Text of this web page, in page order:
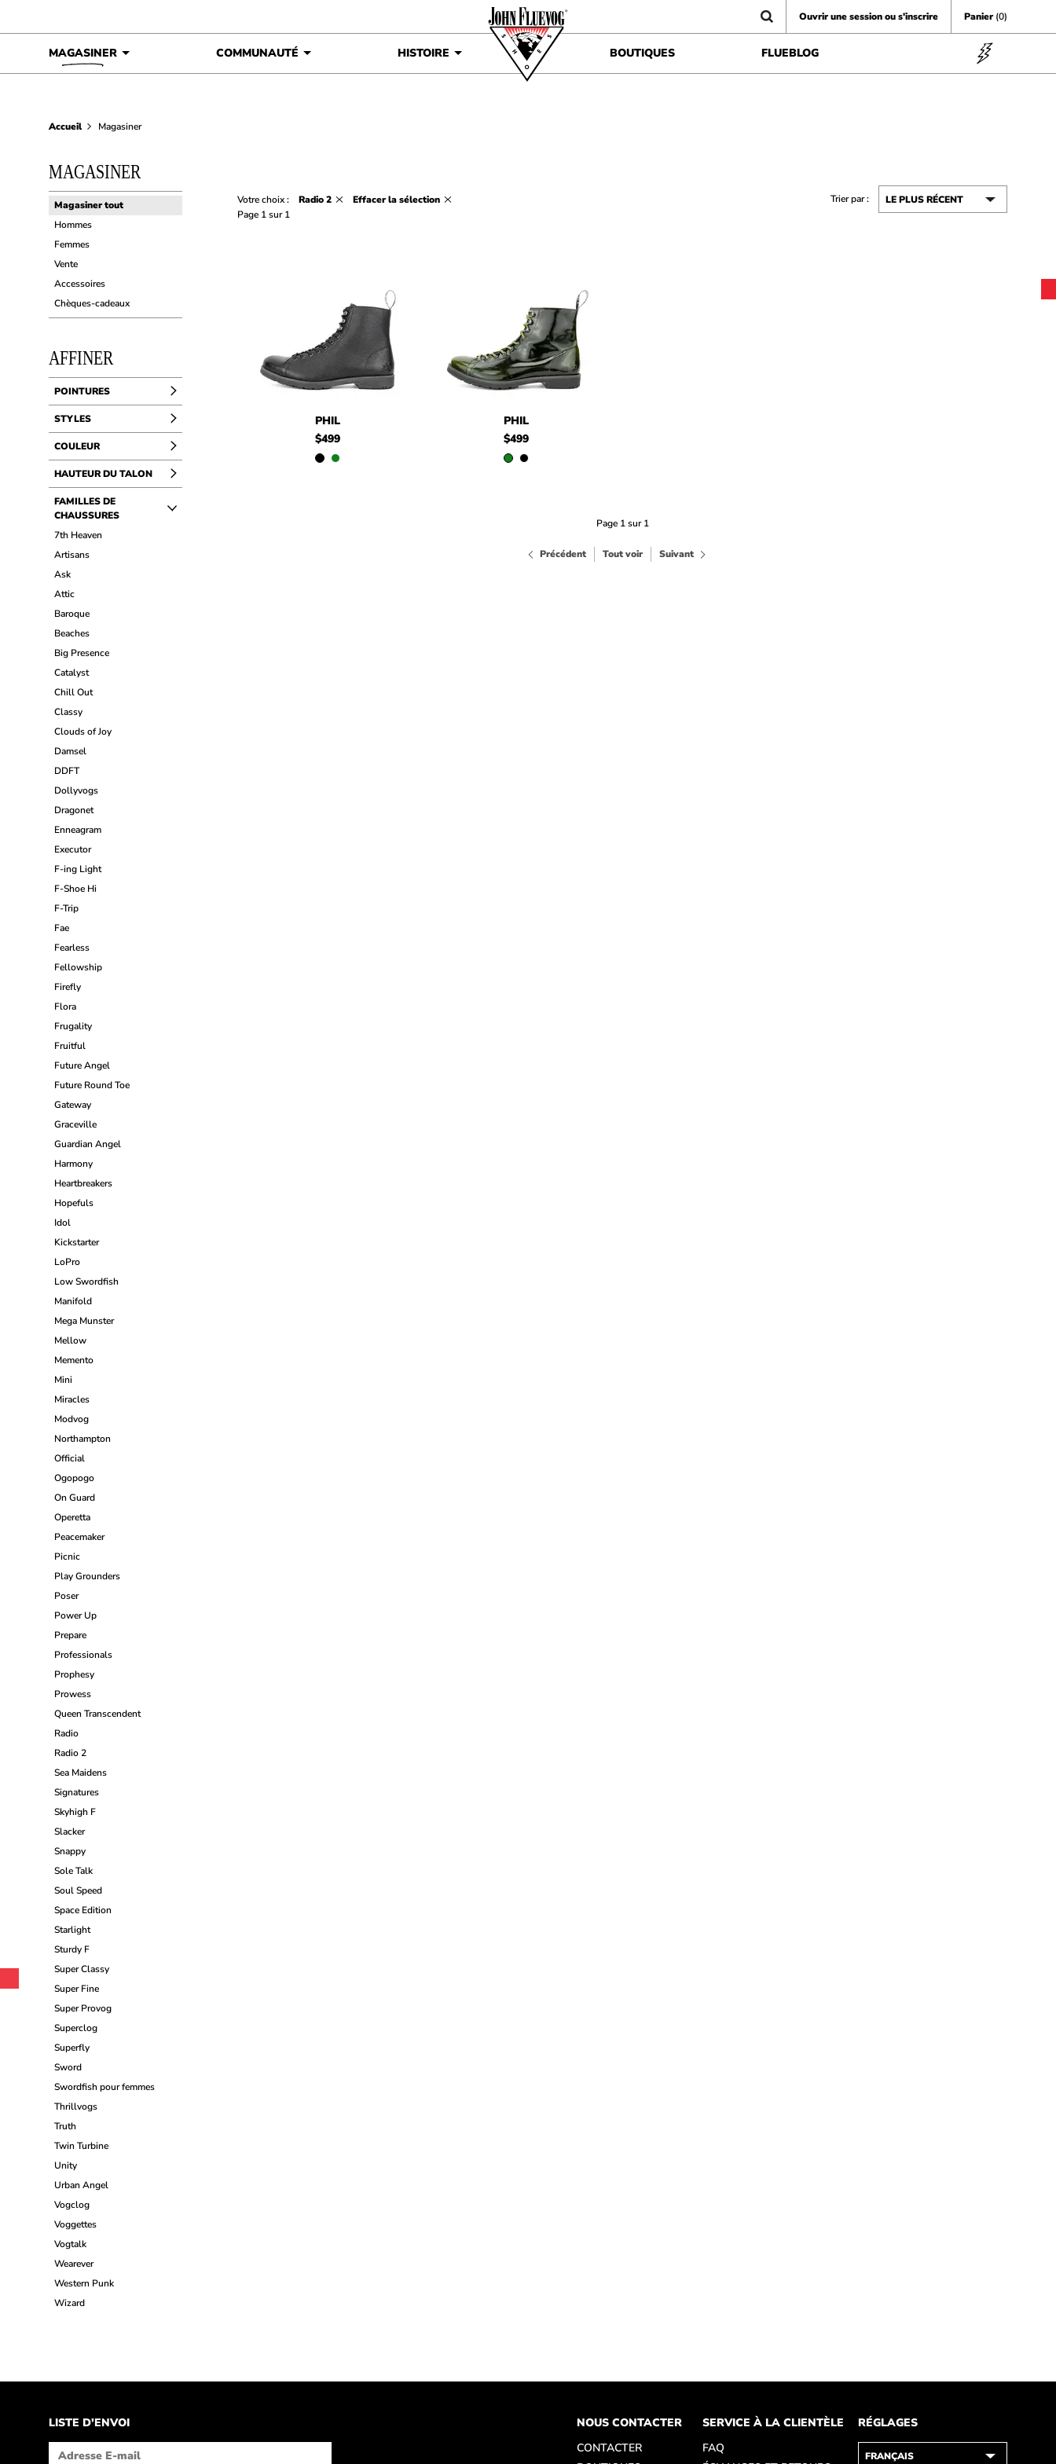
Ouvrir une session ou s'inscrire Panier(0)
MAGASINER COMMUNAUTÉ HISTOIRE BOUTIQUES FLUEBLOG
Accueil Magasiner
MAGASINER
Magasiner tout
Hommes
Femmes
Vente
Accessoires
Chèques-cadeaux
AFFINER
POINTURES
STYLES
COULEUR
HAUTEUR DU TALON
FAMILLES DE
CHAUSSURES
7th Heaven
Artisans
Ask
Attic
Baroque
Beaches
Big Presence
Catalyst
Chill Out
Classy
Clouds of Joy
Damsel
DDFT
Dollyvogs
Dragonet
Enneagram
Executor
F-ing Light
F-Shoe Hi
F-Trip
Fae
Fearless
Fellowship
Firefly
Flora
Frugality
Fruitful
Future Angel
Future Round Toe
Gateway
Graceville
Guardian Angel
Harmony
Heartbreakers
Hopefuls
Idol
Kickstarter
LoPro
Low Swordfish
Manifold
Mega Munster
Mellow
Memento
Mini
Miracles
Modvog
Northampton
Official
Ogopogo
On Guard
Operetta
Peacemaker
Picnic
Play Grounders
Poser
Power Up
Prepare
Professionals
Prophesy
Prowess
Queen Transcendent
Radio
Radio 2
Sea Maidens
Signatures
Skyhigh F
Slacker
Snappy
Sole Talk
Soul Speed
Space Edition
Starlight
Sturdy F
Super Classy
Super Fine
Super Provog
Superclog
Superfly
Sword
Swordfish pour femmes
Thrillvogs
Truth
Twin Turbine
Unity
Urban Angel
Vogclog
Voggettes
Vogtalk
Wearever
Western Punk
Wizard
Trier par :
Votre choix : Radio 2
Effacer la sélection
Page 1 sur 1
PHIL
$499
PHIL
$499
Page 1 sur 1
Précédent Tout voir Suivant
LISTE D'ENVOI
NOUS CONTACTER
CONTACTER
SERVICE À LA CLIENTÈLE
FAQ
RÉGLAGES